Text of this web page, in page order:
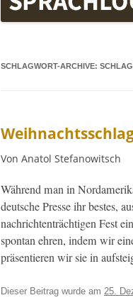
SCHLAGWORT-ARCHIVE:
Von Anatol Stefanowitsch
Während man in
deutsche Presse ihr bestes,
nachrich­t­en­trächti­gen Fest
spon­tan ehren, indem wir
präsen­tieren wir sie in
Dieser Beitrag wurde am 25.